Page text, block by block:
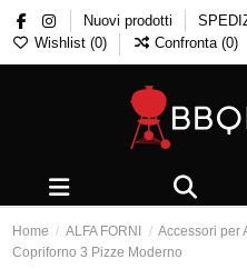
Nuovi prodotti
Wishlist (0) Confronta (0)
Home ALFA FORNI Accessori per
Copriforno 3 Pizze Moderno